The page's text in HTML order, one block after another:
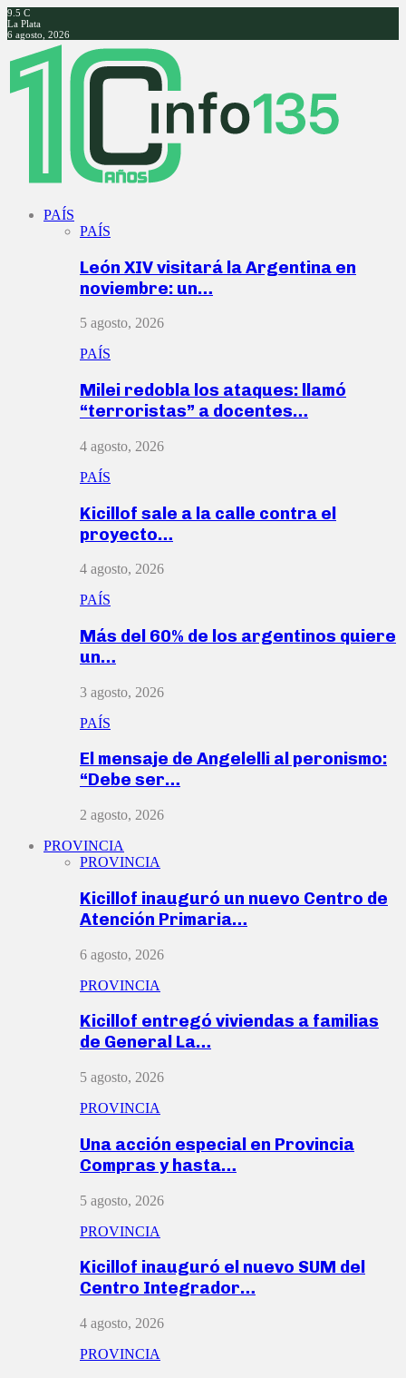
9.5 C
La Plata
6 agosto, 2026
Facebook
Twitter
Instagram
Youtube
PAÍS
PAÍS
León XIV visitará la Argentina en
noviembre: un…
5 agosto, 2026
PAÍS
Milei redobla los ataques: llamó
“terroristas” a docentes…
4 agosto, 2026
PAÍS
Kicillof sale a la calle contra el
proyecto…
4 agosto, 2026
PAÍS
Más del 60% de los argentinos quiere
un…
3 agosto, 2026
PAÍS
El mensaje de Angelelli al peronismo:
“Debe ser…
2 agosto, 2026
PROVINCIA
PROVINCIA
Kicillof inauguró un nuevo Centro de
Atención Primaria…
6 agosto, 2026
PROVINCIA
Kicillof entregó viviendas a familias
de General La…
5 agosto, 2026
PROVINCIA
Una acción especial en Provincia
Compras y hasta…
5 agosto, 2026
PROVINCIA
Kicillof inauguró el nuevo SUM del
Centro Integrador…
4 agosto, 2026
PROVINCIA